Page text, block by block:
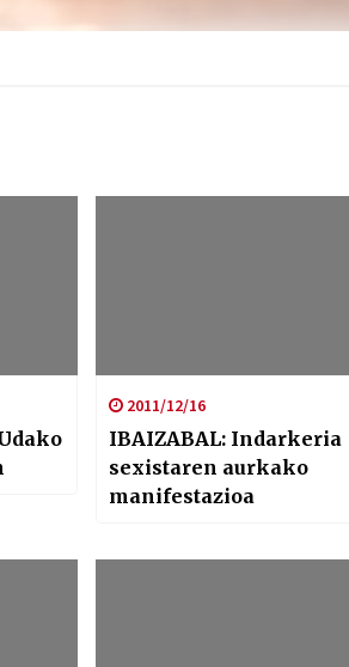
2011/12/16
IBAIZABAL: Indarkeria
sexistaren aurkako
manifestazioa